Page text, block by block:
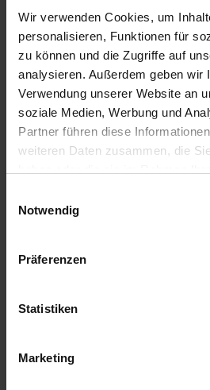
Wir verwenden Cookies, um
personalisieren, Funktionen für
zu können und die Zugriffe auf
analysieren. Außerdem geben wir
Verwendung unserer Website an
soziale Medien, Werbung und
Partner führen diese
weiteren Daten zusammen, die
Notwendig
Präferenzen
Statistiken
Marketing